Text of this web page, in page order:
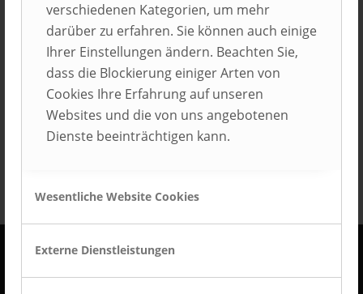
verschiedenen Kategorien, um mehr
darüber zu erfahren. Sie können auch einige
Ihrer Einstellungen ändern. Beachten Sie,
dass die Blockierung einiger Arten von
Cookies Ihre Erfahrung auf unseren
Websites und die von uns angebotenen
Dienste beeinträchtigen kann.
Wesentliche Website Cookies
Externe Dienstleistungen
KONTAKT